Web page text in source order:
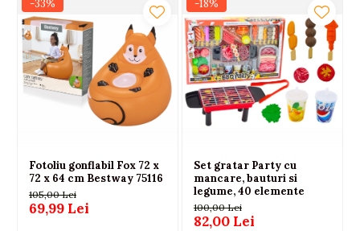
-33%
Fotoliu gonflabil Fox 72 x
72 x 64 cm Bestway 75116
105,00 Lei
69,99 Lei
-18%
Set gratar Party cu
mancare, bauturi si
legume, 40 elemente
100,00 Lei
82,00 Lei